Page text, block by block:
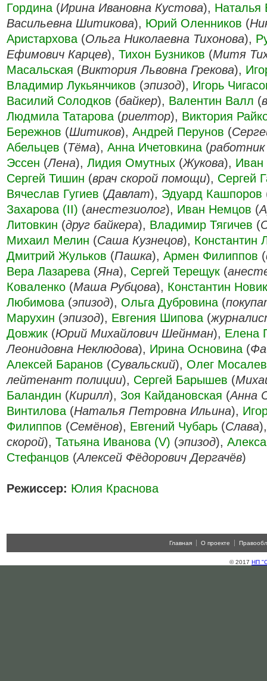
Гордина (Ирина Ивановна Кустова), Наталья
Васильевна Шитикова), Юрий Оленников (
Аристархова (Ольга Николаевна Тихонова),
Ефимович Карцев), Тихон Бузников (Митя
Масальская (Виктория Львовна Грекова),
Владимир Лукьянчиков (эпизод), Игорь
Василий Солодков (байкер), Валентин Валл (
Людмила Татарова (риелтор), Виктория
Бережнов (Шитиков), Андрей Перунов (
Абельцев (Тёма), Анна Ичетовкина (
Эссен (Лена), Лидия Омутных (Жукова), Иван
Сергей Тишин (врач скорой помощи), Сергей
Вячеслав Гугиев (Давлат), Эдуард Кашпоров
Захарова (II) (анестезиолог), Иван Немцов (
Литовкин (друг байкера), Владимир Тягичев (
Михаил Мелин (Саша Кузнецов), Константин
Дмитрий Жульков (Пашка), Армен Филиппов (
Вера Лазарева (Яна), Сергей Терещук (
Коваленко (Маша Рубцова), Константин
Любимова (эпизод), Ольга Дубровина (
Марухин (эпизод), Евгения Шипова (
Довжик (Юрий Михайлович Шейнман), Елена
Леонидовна Неклюдова), Ирина Основина (
Алексей Баранов (Сувальский), Олег Мосалев
лейтенант полиции), Сергей Барышев (
Баландин (Кирилл), Зоя Кайдановская (Анна
Винтилова (Наталья Петровна Ильина),
Филиппов (Семёнов), Евгений Чубарь (Слава
скорой), Татьяна Иванова (V) (эпизод),
Стефанцов (Алексей Фёдорович Дергачёв)
Режиссер: Юлия Краснова
Главная О проекте
© 2017 НП